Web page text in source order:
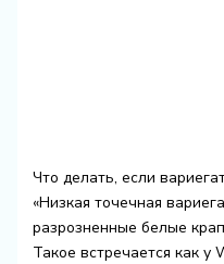
Что делать, если
«Низкая точечная
разрозненные белые
Такое встречается как у